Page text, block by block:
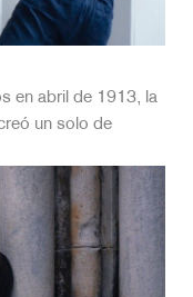
en abril de 1913, la
un solo de